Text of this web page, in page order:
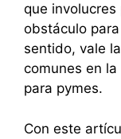
que
obstáculo
sentido, vale
comunes en
para pymes.
Con este